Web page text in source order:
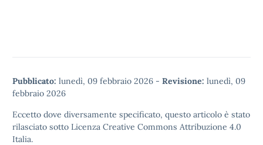
Pubblicato: lunedì, 09 febbraio 2026 - Revisione: lunedì, 09
febbraio 2026
Eccetto dove diversamente specificato, questo articolo è stato
rilasciato sotto Licenza Creative Commons Attribuzione 4.0
Italia.